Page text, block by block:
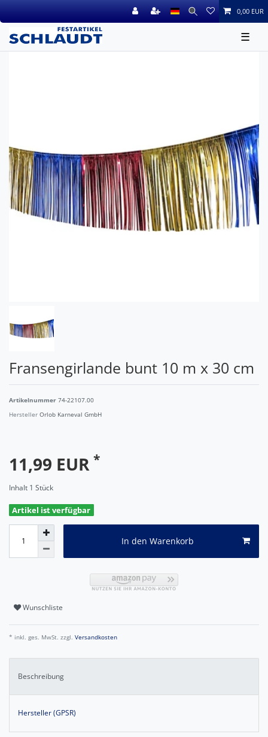
0,00 EUR
☰
Fransengirlande bunt 10 m x 30 cm
Artikelnummer 74-22107.00
Hersteller Orlob Karneval GmbH
11,99 EUR *
Inhalt 1 Stück
Artikel ist verfügbar
In den Warenkorb
Wunschliste
* inkl. ges. MwSt. zzgl. Versandkosten
Beschreibung
Hersteller (GPSR)